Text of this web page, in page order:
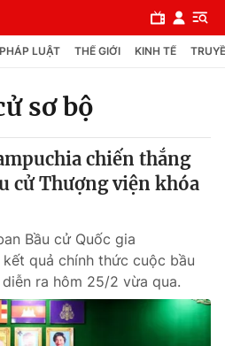
PHÁP LUẬT THẾ GIỚI KINH TẾ
sơ bộ
chiến thắng
cử Thượng viện khóa
Bầu cử Quốc gia
quả chính thức cuộc bầu
ra hôm 25/2 vừa qua.